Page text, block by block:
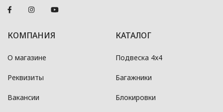
КОМПАНИЯ
О магазине
Реквизиты
Вакансии
КАТАЛОГ
Подвеска 4x4
Багажники
Блокировки